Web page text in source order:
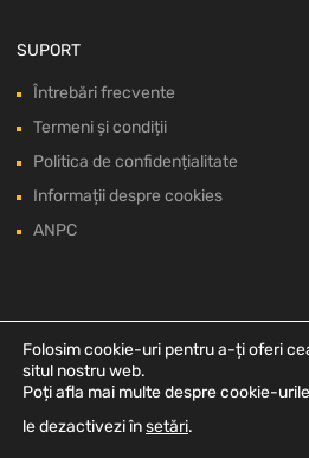
SUPORT
Întrebări frecvente
Termeni și condiții
Politica de confidențialitate
Informații despre cookies
ANPC
Folosim cookie-uri pentru a-ți oferi
situl nostru web.
Poți afla mai multe despre cookie-
le dezactivezi însetări.